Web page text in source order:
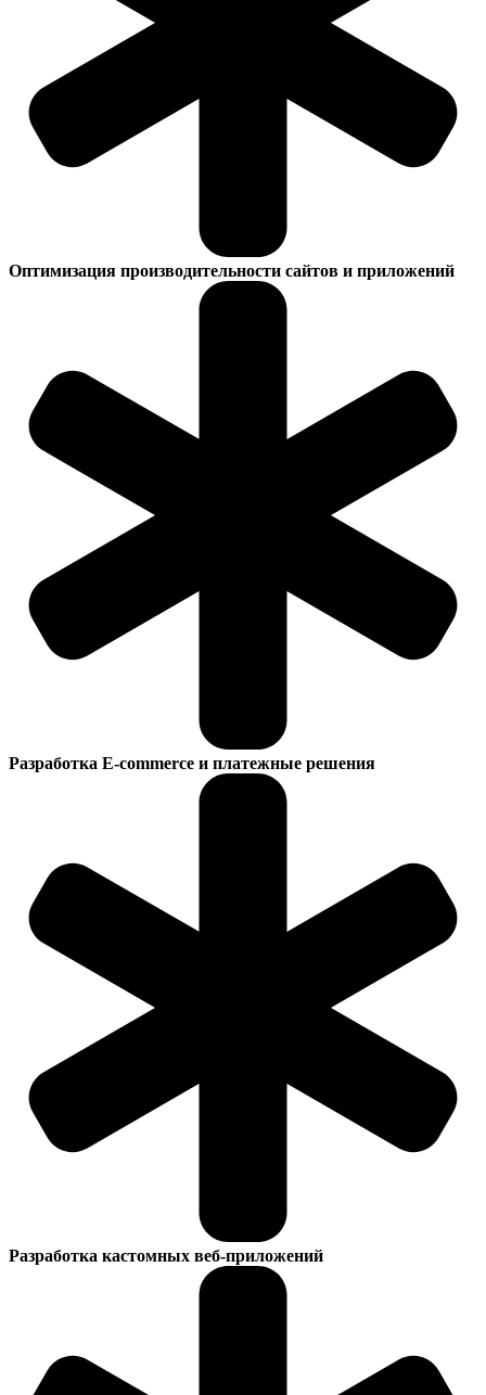
Оптимизация производительности сайтов и приложений
Разработка E-commerce и платежные решения
Разработка кастомных веб-приложений